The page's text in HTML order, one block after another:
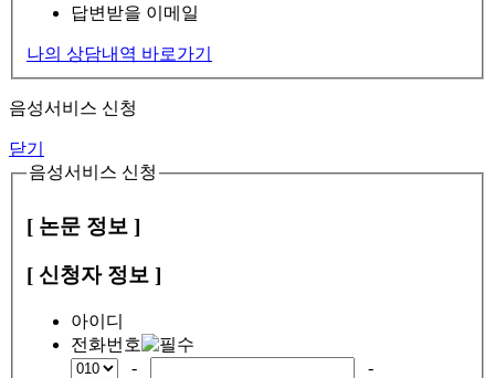
답변받을 이메일
나의 상담내역 바로가기
음성서비스 신청
닫기
음성서비스 신청
[ 논문 정보 ]
[ 신청자 정보 ]
아이디
전화번호
-
-